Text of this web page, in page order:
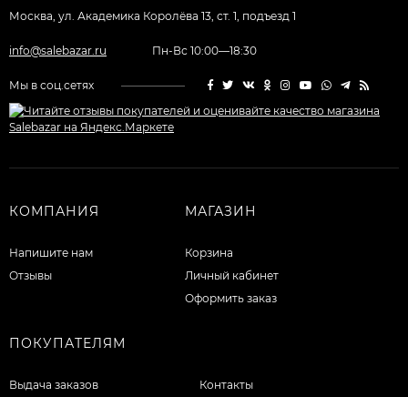
Москва, ул. Академика Королёва 13, ст. 1, подъезд 1
info@salebazar.ru Пн-Вс 10:00—18:30
Мы в соц.сетях
КОМПАНИЯ
Напишите нам
Отзывы
МАГАЗИН
Корзина
Личный кабинет
Оформить заказ
ПОКУПАТЕЛЯМ
Выдача заказов Контакты